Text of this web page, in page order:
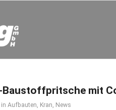
Baustoffpritsche mit
inAufbauten, Kran, News